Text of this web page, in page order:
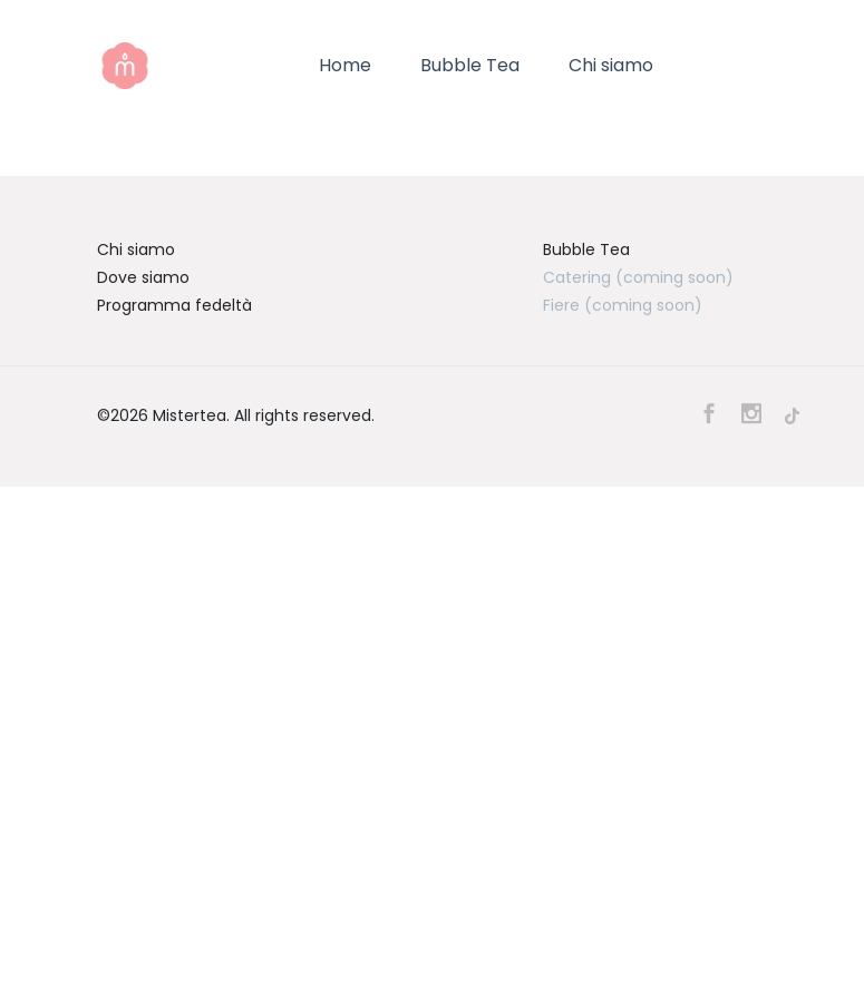
Home Bubble Tea Chi siamo
Chi siamo
Dove siamo
Programma fedeltà
Bubble Tea
Catering (coming soon)
Fiere (coming soon)
©2026 Mistertea. All rights reserved.